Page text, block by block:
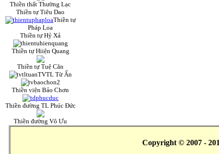
Thiền thất Thường Lạc
Thiền tự Tiêu Dao
Thiền tự
Pháp Loa
Thiền tự Hỷ Xả
Thiền tự Hiiện Quang
Thiền tự Tuệ Căn
TVTL Từ Ấn
Thiền viện Bảo Chơn
Thiền đường TL Phúc Đức
Thiền đường Vô Ưu
Copyright © 2007 -